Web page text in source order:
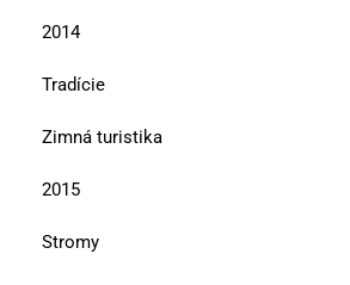
2014
Tradície
Zimná turistika
2015
Stromy